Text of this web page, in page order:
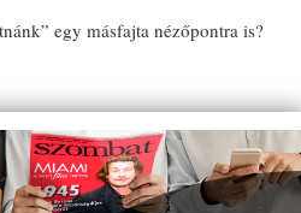
egy másfajta nézőpontra is?